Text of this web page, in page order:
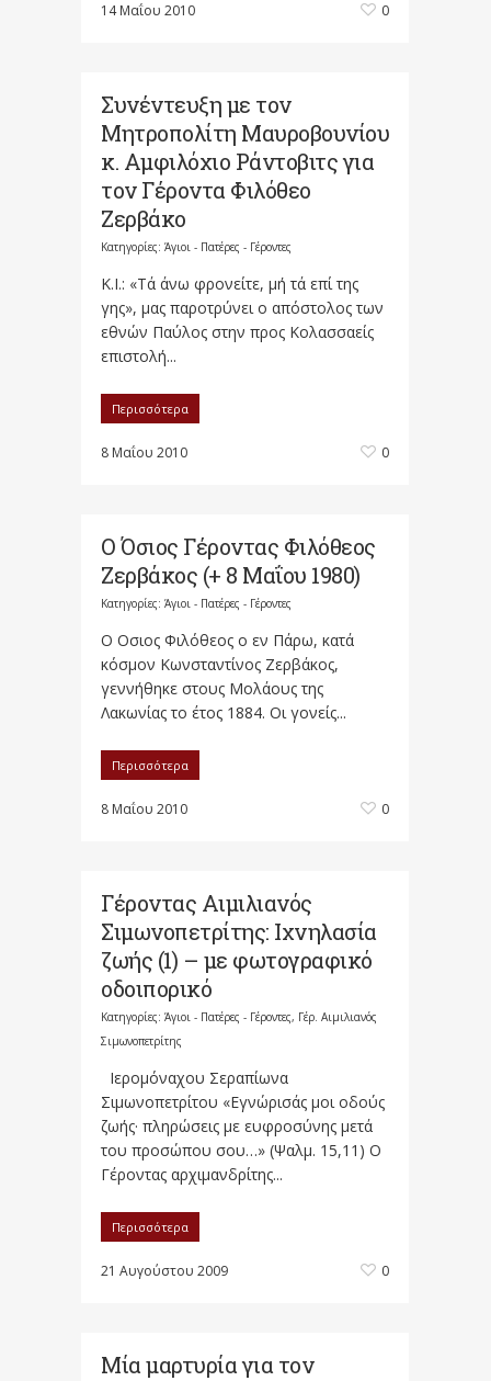
14 Μαΐου 2010 0
Συνέντευξη με τον
Μητροπολίτη Μαυροβουνίου
κ. Αμφιλόχιο Ράντοβιτς για
τον Γέροντα Φιλόθεο
Ζερβάκο
Κατηγορίες: Άγιοι - Πατέρες - Γέροντες
Κ.Ι.: «Τά άνω φρονείτε, μή τά επί της
γης», μας παροτρύνει ο απόστολος των
εθνών Παύλος στην προς Κολασσαείς
επιστολή...
Περισσότερα
8 Μαΐου 2010 0
Ο Όσιος Γέροντας Φιλόθεος
Ζερβάκος (+ 8 Μαΐου 1980)
Κατηγορίες: Άγιοι - Πατέρες - Γέροντες
Ο Οσιος Φιλόθεος ο εν Πάρω, κατά
κόσμον Κωνσταντίνος Ζερβάκος,
γεννήθηκε στους Μολάους της
Λακωνίας το έτος 1884. Οι γονείς...
Περισσότερα
8 Μαΐου 2010 0
Γέροντας Αιμιλιανός
Σιμωνοπετρίτης: Ιχνηλασία
ζωής (1) – με φωτογραφικό
οδοιπορικό
Κατηγορίες: Άγιοι - Πατέρες - Γέροντες, Γέρ. Αιμιλιανός
Σιμωνοπετρίτης
Ιερομόναχου Σεραπίωνα
Σιμωνοπετρίτου «Εγνώρισάς μοι οδούς
ζωής· πληρώσεις με ευφροσύνης μετά
του προσώπου σου…» (Ψαλμ. 15,11) Ο
Γέροντας αρχιμανδρίτης...
Περισσότερα
21 Αυγούστου 2009 0
Μία μαρτυρία για τον